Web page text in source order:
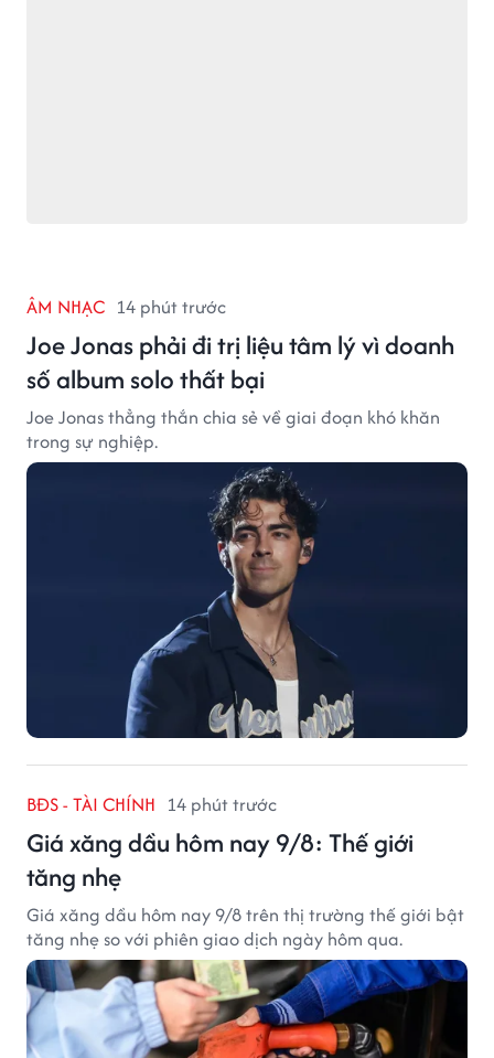
ÂM NHẠC 14 phút trước
Joe Jonas phải đi trị liệu tâm lý vì doanh
số album solo thất bại
Joe Jonas thẳng thắn chia sẻ về giai đoạn khó khăn
trong sự nghiệp.
BĐS - TÀI CHÍNH 14 phút trước
Giá xăng dầu hôm nay 9/8: Thế giới
tăng nhẹ
Giá xăng dầu hôm nay 9/8 trên thị trường thế giới bật
tăng nhẹ so với phiên giao dịch ngày hôm qua.